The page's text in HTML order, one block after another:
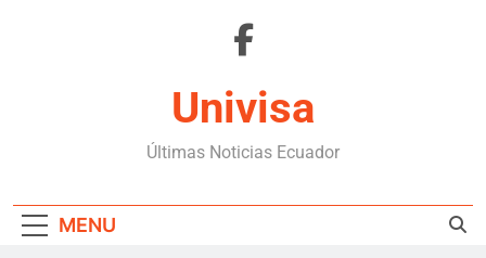
Univisa
Últimas Noticias Ecuador
MENU